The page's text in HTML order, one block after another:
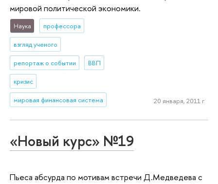
мировой политической экономики.
Наука профессора
взгляд ученого
репортаж о событии ВВП
кризис
мировая финансовая система 20 января, 2011 г.
«Новый курс» №19
Пьеса абсурда по мотивам встречи Д.Медведева с